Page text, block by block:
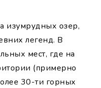
изумрудных озер,
легенд. В
мест, где на
(примерно
30-ти горных